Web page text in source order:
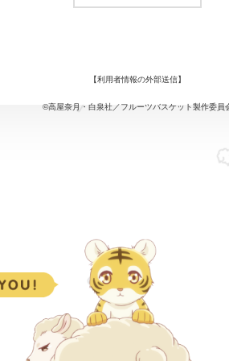
【利用者情報の外部送信】
©高屋奈月・白泉社／フルーツバスケット製作委員